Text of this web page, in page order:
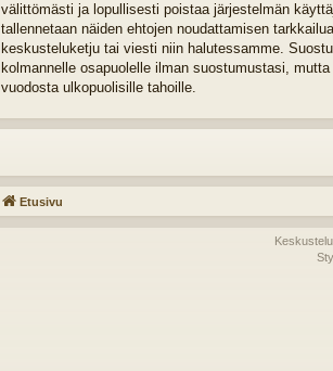
välittömästi ja lopullisesti poistaa järjestelmän
tallennetaan näiden ehtojen noudattamisen
keskusteluketju tai viesti niin halutessamme.
kolmannelle osapuolelle ilman suostumustasi,
vuodosta ulkopuolisille tahoille.
Etusivu